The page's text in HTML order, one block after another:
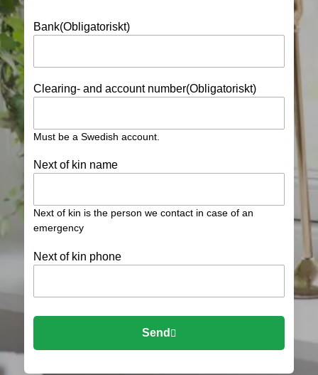
Bank(Obligatoriskt)
Clearing- and account number(Obligatoriskt)
Must be a Swedish account.
Next of kin name
Next of kin is the person we contact in case of an
emergency
Next of kin phone
Send